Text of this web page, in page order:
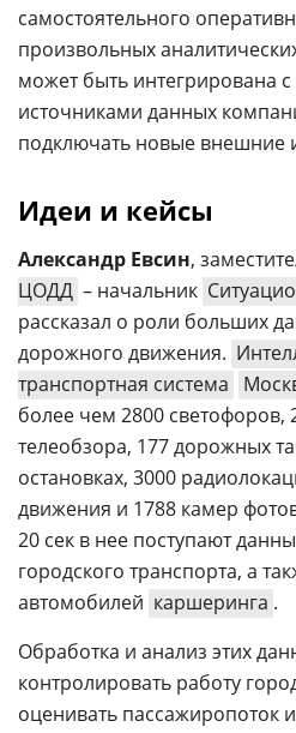
самостоятельного
произвольных
может быть интегрирована
источниками данных
подключать новые внешние
Идеи и кейсы
Александр Евсин,
ЦОДД – начальник
рассказал о роли больших
дорожного движения.
транспортная система
более чем 2800 светофоров,
телеобзора, 177 дорожных
остановках, 3000
движения и 1788 камер
20 сек в нее поступают
городского транспорта, а
автомобилей каршеринга .
Обработка и анализ этих
контролировать работу
оценивать пассажиропоток